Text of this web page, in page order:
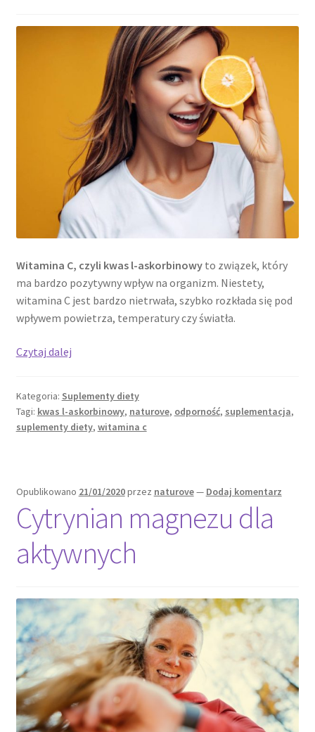
Witamina C, czyli kwas l-askorbinowyto związek, który
ma bardzo pozytywny wpływ na organizm. Niestety,
witamina C jest bardzo nietrwała, szybko rozkłada się pod
wpływem powietrza, temperatury czy światła.
Czytaj dalejWitalność
przy
każdej
C
Kategoria: Suplementy diety
Tagi: kwas l-askorbinowy, naturove, odporność, suplementacja,
suplementy diety, witamina c
Opublikowano 21/01/2020przez naturove— Dodaj komentarz
Cytrynian magnezu dla
aktywnych